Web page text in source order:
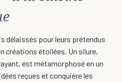
délaissés pour leurs prétendus
créations étoilées. Un silure,
est métamorphosé en un
reçues et conquière les